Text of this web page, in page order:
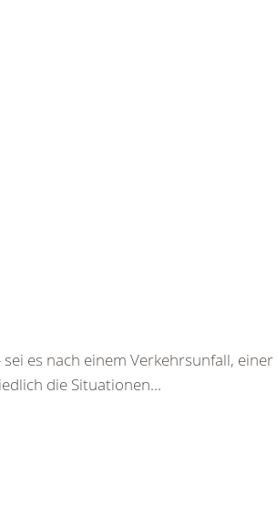
es nach einem Verkehrsunfall, einer
die Situationen...